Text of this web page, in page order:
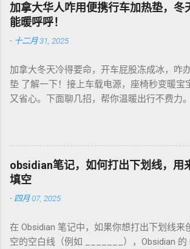
咖啡机，App上查磨豆粗细对照表，新手不翻
次，存密封罐，早上冲杯咖啡，香到飞起！
贵，网购Amazon.de或本地咖啡店促销，10
欧元搞定。华人微信群也有二手交易，20欧
咖啡磨豆机 让德国华人租房也能喝精品咖啡
更有味！
加拿大华人咋用便携行车加热垫，冬
能暖呼呼！
- 十二月 31, 2025
加拿大冬天冷得要命，开车屁股冻成冰，咋
垫 了解一下！接上车载电源，座椅秒变暖宝
又省心。下面聊几招，帮你温暖出行不费力
质，绒布的舒服又耐用，像Wagan、
车座尺寸，通用款最省心。 用的时候简单到
USB，5分钟座椅热乎乎，开长途都不冷。我
车，加热垫开低档，20分钟省油又暖和。搭
也不冻，安全又舒服。冬天停车后收好垫子
常打折，30加币搞定。华人论坛也有二手交
货。 便携行车加热垫 让加拿大华人冬天开
obsidian笔记，如何打出下划线，用
填空
- 四月 07, 2025
在 Obsidian 笔记中，如果你想打出下划线来
空的空白线（例如 _______），Obsidian 的